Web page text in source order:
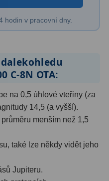
hodin v pracovní dny.
C-8N OTA:
na 0,5 úhlové vteřiny (za
14,5 (a vyšší).
menším než 1,5
také lze někdy vidět jeho
Jupiteru.